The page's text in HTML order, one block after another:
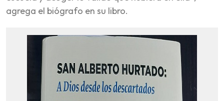
agrega el biógrafo en su libro.